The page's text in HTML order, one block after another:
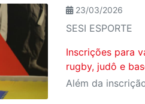
23/03/2026
SESI ESPORTE
Inscrições para
rugby, judô e